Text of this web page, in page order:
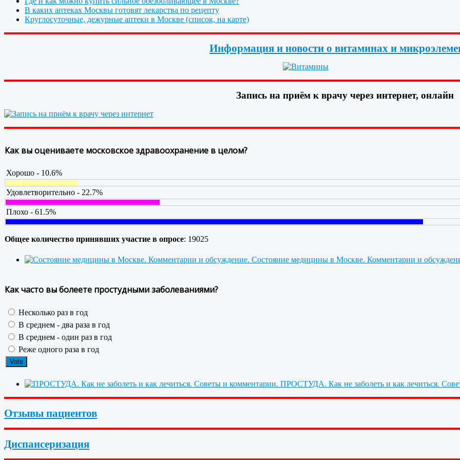
В каких аптеках Москвы готовят лекарства по рецепту
Круглосуточные, дежурные аптеки в Москве (список, на карте)
Информация и новости о витаминах и
Запись на приём к врачу через интернет, онлайн
Как вы оцениваете московское здравоохранение в целом?
Хорошо - 10.6%
Удовлетворительно - 22.7%
Плохо - 61.5%
Общее количество принявших участие в опросе: 19025
Состояние медицины в Москве. Комментарии и
Как часто вы болеете простудными заболеваниями?
Несколько раз в год
В среднем - два раза в год
В среднем - один раз в год
Реже одного раза в год
ПРОСТУДА. Как не заболеть и как лечиться.
Отзывы пациентов
Диспансеризация